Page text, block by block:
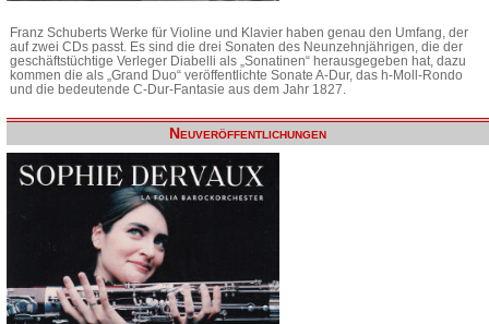
Franz Schuberts Werke für Violine und Klavier haben genau den Umfang, der
auf zwei CDs passt. Es sind die drei Sonaten des Neunzehnjährigen, die der
geschäftstüchtige Verleger Diabelli als „Sonatinen“ herausgegeben hat, dazu
kommen die als „Grand Duo“ veröffentlichte Sonate A-Dur, das h-Moll-Rondo
und die bedeutende C-Dur-Fantasie aus dem Jahr 1827.
Neuveröffentlichungen